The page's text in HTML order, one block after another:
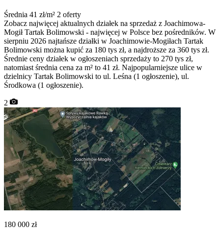
Średnia 41 zł/m² 2 oferty
Zobacz najwięcej aktualnych działek na sprzedaż z Joachimowa-
Mogił Tartak Bolimowski - najwięcej w Polsce bez pośredników. W
sierpniu 2026 najtańsze działki w Joachimowie-Mogiłach Tartak
Bolimowski można kupić za 180 tys zł, a najdroższe za 360 tys zł.
Średnie ceny działek w ogłoszeniach sprzedaży to 270 tys zł,
natomiast średnia cena za m² to 41 zł. Najpopularniejsze ulice w
dzielnicy Tartak Bolimowski to ul. Leśna (1 ogłoszenie), ul.
Środkowa (1 ogłoszenie).
2
180 000 zł